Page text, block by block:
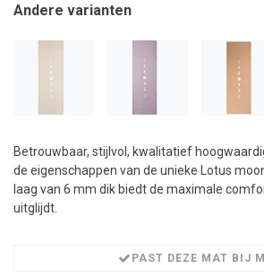
Andere varianten
Betrouwbaar, stijlvol, kwalitatief
de eigenschappen van de unieke Lotus
laag van 6 mm dik biedt de maximale
uitglijdt.
PAST DEZE MAT BIJ